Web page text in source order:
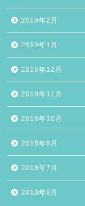
2019年2月
2019年1月
2018年12月
2018年11月
2018年10月
2018年8月
2018年7月
2018年6月